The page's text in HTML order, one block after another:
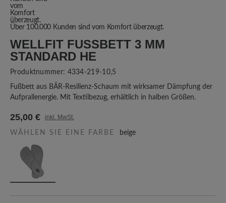
Über 100.000 Kunden sind vom Komfort überzeugt.
WELLFIT FUSSBETT 3 MM S
TANDARD HE
Produktnummer: 4334-219-10,5
Fußbett aus BÄR-Resilienz-Schaum mit wirksamer Dämpfung der
Aufprallenergie. Mit Textilbezug, erhältlich in halben Größen.
25,00 € inkl. MwSt.
WÄHLEN SIE EINE FARBE beige